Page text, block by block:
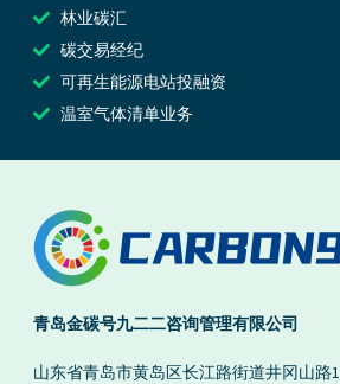
林业碳汇
碳交易经纪
可再生能源电站投融资
温室气体清单业务
青岛金碳号九二二咨询管理有限公司
山东省青岛市黄岛区长江路街道井冈山路